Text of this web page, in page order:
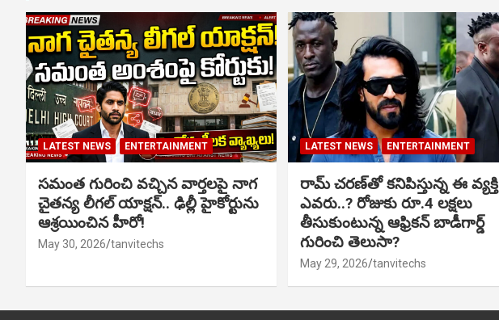
LATEST NEWS ENTERTAINMENT
సమంత గురించి వచ్చిన వార్తలపై నాగ
చైతన్య లీగల్ యాక్షన్.. ఢిల్లీ హైకోర్టును
ఆశ్రయించిన హీరో!
May 30, 2026 tanvitechs
LATEST NEWS ENTERTAINMENT
రామ్ చరణ్‌తో కనిపిస్తున్న ఈ వ్యక్తి
ఎవరు..? రోజుకు రూ.4 లక్షలు
తీసుకుంటున్న ఆఫ్రికన్ బాడీగార్డ్
గురించి తెలుసా?
May 29, 2026 tanvitechs